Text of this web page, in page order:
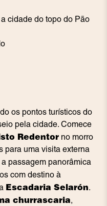
cidade do topo do Pão
os pontos turísticos do
pela cidade. Comece
Redentor no morro
para uma visita externa
a passagem panorâmica
com destino à
Escadaria Selarón.
churrascaria,